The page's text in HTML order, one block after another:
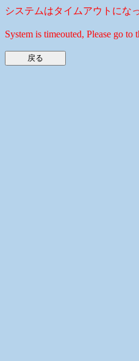
システムはタイムアウトにな
System is timeouted, Please go to